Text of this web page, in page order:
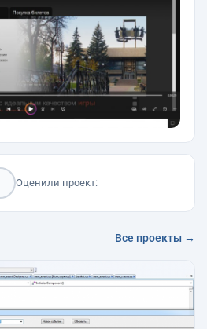
Оценили проект:
Все проекты →